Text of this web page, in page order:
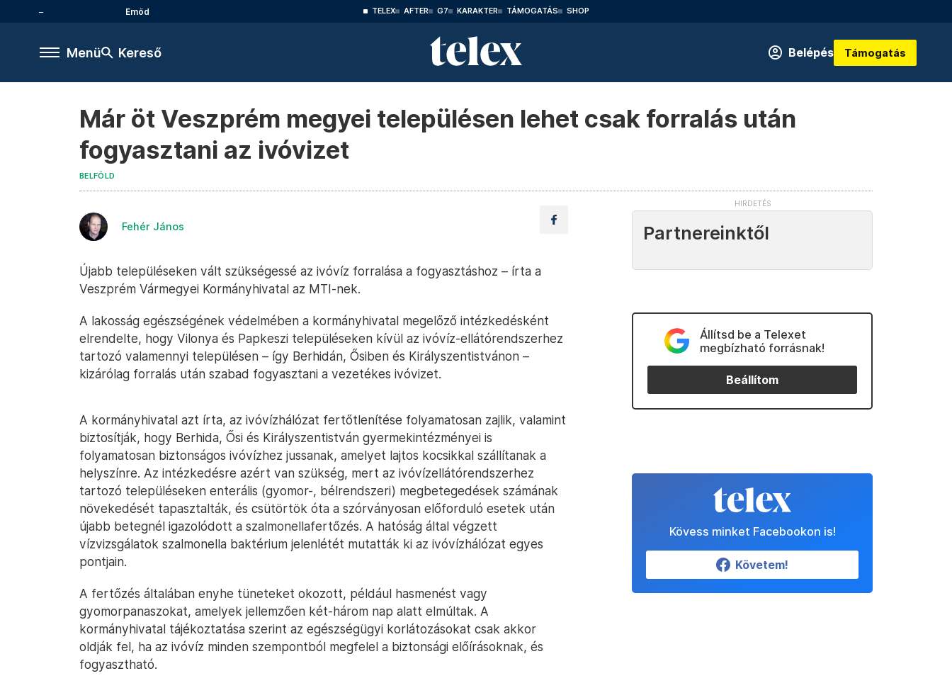
Emőd TELEX AFTER G7 KARAKTER TÁMOGATÁS SHOP
Menü Kereső Belépés Támogatás
Már öt Veszprém megyei településen lehet csak forralás után
fogyasztani az ivóvizet
BELFÖLD
Fehér János
Újabb településeken vált szükségessé az ivóvíz forralása a fogyasztáshoz – írta a
Veszprém Vármegyei Kormányhivatal az MTI-nek.
A lakosság egészségének védelmében a kormányhivatal megelőző intézkedésként
elrendelte, hogy Vilonya és Papkeszi településeken kívül az ivóvíz-ellátórendszerhez
tartozó valamennyi településen – így Berhidán, Ősiben és Királyszentistvánon –
kizárólag forralás után szabad fogyasztani a vezetékes ivóvizet.
A kormányhivatal azt írta, az ivóvízhálózat fertőtlenítése folyamatosan zajlik, valamint
biztosítják, hogy Berhida, Ősi és Királyszentistván gyermekintézményei is
folyamatosan biztonságos ivóvízhez jussanak, amelyet lajtos kocsikkal szállítanak a
helyszínre. Az intézkedésre azért van szükség, mert az ivóvízellátórendszerhez
tartozó településeken enterális (gyomor-, bélrendszeri) megbetegedések számának
növekedését tapasztalták, és csütörtök óta a szórványosan előforduló esetek után
újabb betegnél igazolódott a szalmonellafertőzés. A hatóság által végzett
vízvizsgálatok szalmonella baktérium jelenlétét mutatták ki az ivóvízhálózat egyes
pontjain.
A fertőzés általában enyhe tüneteket okozott, például hasmenést vagy
gyomorpanaszokat, amelyek jellemzően két-három nap alatt elmúltak. A
kormányhivatal tájékoztatása szerint az egészségügyi korlátozásokat csak akkor
oldják fel, ha az ivóvíz minden szempontból megfelel a biztonsági előírásoknak, és
fogyasztható.
Partnereinktől
Állítsd be a Telexet
megbízható forrásnak!
Beállítom
Kövess minket Facebookon is!
Követem!